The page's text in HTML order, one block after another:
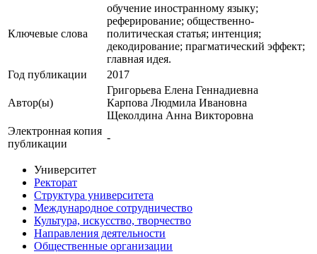
Ключевые cлова
обучение иностранному языку;
реферирование; общественно-
политическая статья; интенция;
декодирование; прагматический эффект;
главная идея.
Год публикации
2017
Автор(ы)
Григорьева Елена Геннадиевна
Карпова Людмила Ивановна
Щеколдина Анна Викторовна
Электронная копия
публикации
-
Университет
Ректорат
Структура университета
Международное сотрудничество
Культура, искусство, творчество
Направления деятельности
Общественные организации